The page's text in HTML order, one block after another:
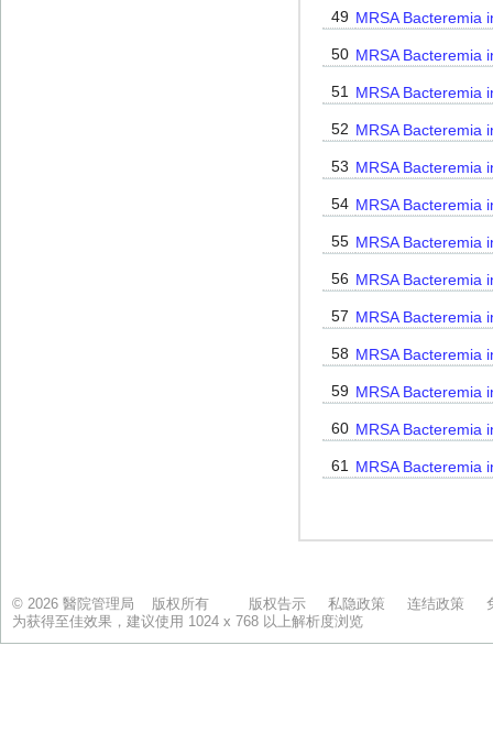
© 2026 醫院管理局 版权所有 版权告示 私隐政策 连结政策
为获得至佳效果，建议使用 1024 x 768 以上解析度浏览